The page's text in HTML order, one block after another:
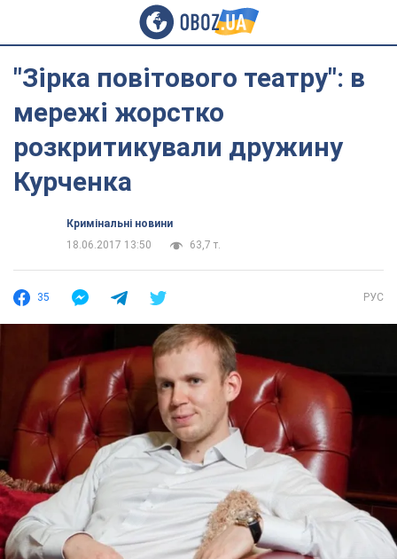
"Зірка повітового театру": в
мережі жорстко
розкритикували дружину
Курченка
Кримінальні новини
18.06.2017 13:50
63,7 т.
35 РУС